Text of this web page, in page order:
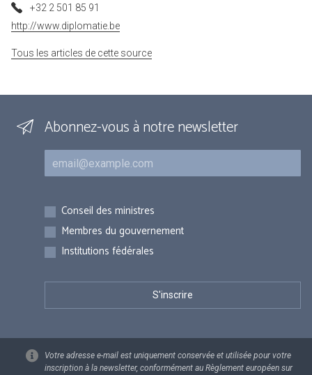
+32 2 501 85 91
http://www.diplomatie.be
Tous les articles de cette source
Abonnez-vous à notre newsletter
Courriel
Inscriptions
Conseil des ministres
Membres du gouvernement
Institutions fédérales
Votre adresse e-mail est uniquement conservée et utilisée pour votre
inscription à la newsletter, conformément au Règlement européen sur